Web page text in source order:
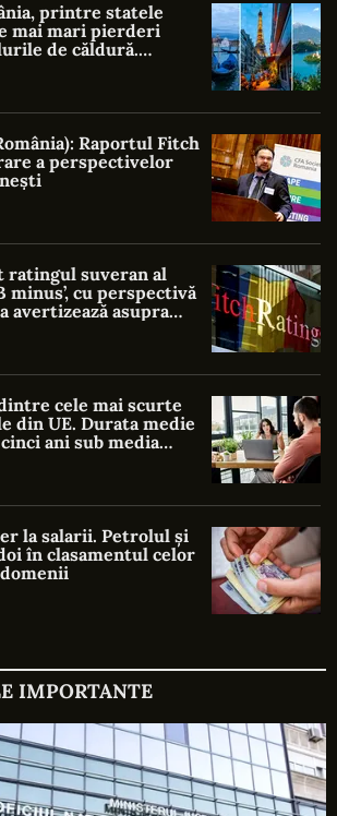
printre statele
mai mari pierderi
de căldură.
cu mult
Raportul Fitch
a perspectivelor
ratingul suveran al
minus’, cu perspectivă
avertizează asupra
politice
cele mai scurte
din UE. Durata medie
ani sub media
la salarii. Petrolul și
în clasamentul celor
IMPORTANTE